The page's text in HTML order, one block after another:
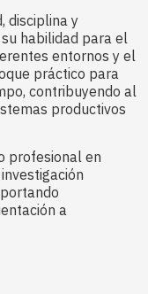
disciplina y
habilidad para el
entornos y el
práctico para
contribuyendo al
productivos
profesional en
a